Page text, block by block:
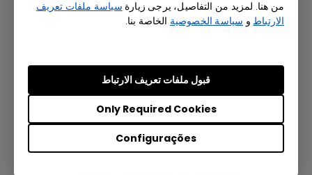
من هنا. لمزيد من التفاصيل، يرجى زيارة سياسة ملفات تعريف
الارتباط و سياسة الخصوصية الخاصة بنا.
Configurações
Only Required Cookies
قبول ملفات تعريف الارتباط
Visualizar | Baixar
MANUAL DO USUÁRIO
DMS Local User Manual
Idioma: English